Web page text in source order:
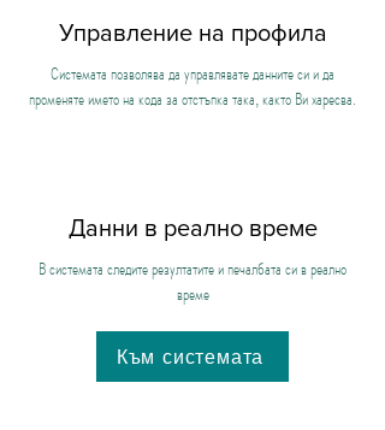
Управление на профила
Системата позволява да управлявате данните си и да
променяте името на кода за отстъпка така, както Ви харесва.
Данни в реално време
В системата следите резултатите и печалбата си в реално
време
Към системата